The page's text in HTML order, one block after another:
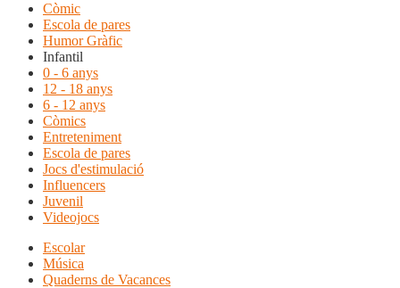
Còmic
Escola de pares
Humor Gràfic
Infantil
0 - 6 anys
12 - 18 anys
6 - 12 anys
Còmics
Entreteniment
Escola de pares
Jocs d'estimulació
Influencers
Juvenil
Videojocs
Escolar
Música
Quaderns de Vacances